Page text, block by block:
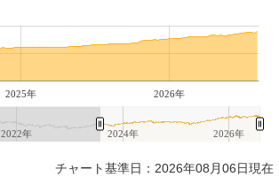
2025年 2026年
2022年 2024年 2026年
チャート基準日：2026年08月06日現在